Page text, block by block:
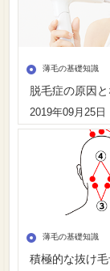
薄毛の基礎知識
脱毛症の原因
2019年09月25日
薄毛の基礎知識
積極的な抜け